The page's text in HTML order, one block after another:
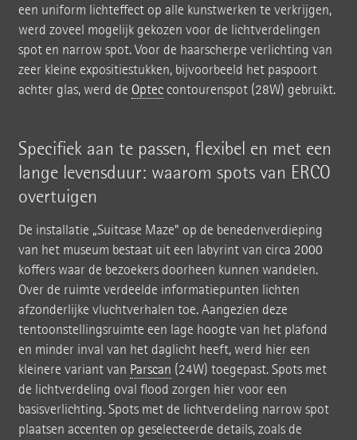
een uniform lichteffect op alle kunstwerken te verkrijgen,
werd zoveel mogelijk gekozen voor de lichtverdelingen
spot en narrow spot. Voor de haarscherpe verlichting van
zeer kleine expositiestukken, bijvoorbeeld het paspoort
achter glas, werd de Opteccontourenspot (28W) gebruikt.
Specifiek aan te passen, flexibel en met een
lange levensduur: waarom spots van ERCO
overtuigen
De installatie „Suitcase Maze” op de benedenverdieping
van het museum bestaat uit een labyrint van circa 2000
koffers waar de bezoekers doorheen kunnen wandelen.
Over de ruimte verdeelde informatiepunten lichten
afzonderlijke vluchtverhalen toe. Aangezien deze
tentoonstellingsruimte een lage hoogte van het plafond
en minder inval van het daglicht heeft, werd hier een
kleinere variant van Parscan (24W) toegepast. Spots met
de lichtverdeling oval flood zorgen hier voor een
basisverlichting. Spots met de lichtverdeling narrow spot
plaatsen accenten op geselecteerde details, zoals de